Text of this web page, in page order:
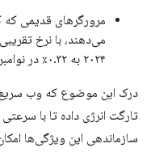
۲۰۲۴ به ۰.۳۲٪ در نوامبر ۲۰۲۵) در حال کاهش هستند.
درک این موضوع که وب
تارگت انرژی داده تا با
سازماندهی این ویژگی‌ها